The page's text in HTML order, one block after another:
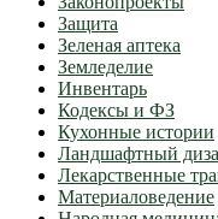
Защита
Зеленая аптека
Земледелие
Инвентарь
Кодексы и ФЗ
Кухонные истории
Ландшафтный
Лекарственные
Материаловедение